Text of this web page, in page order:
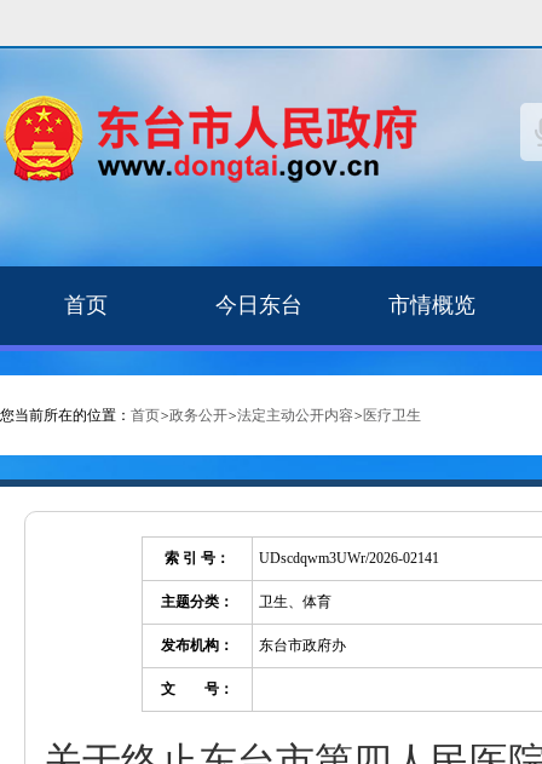
首页 今日东台 市情概览
您当前所在的位置： 首页>政务公开>法定主动公开内容> 医疗卫生
索 引 号： UDscdqwm3UWr/2026-02141
主题分类： 卫生、体育
发布机构： 东台市政府办
文 号：